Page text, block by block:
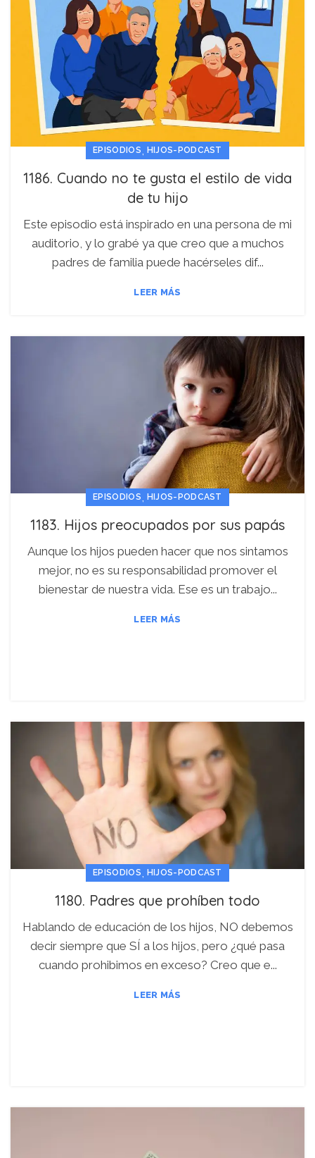
EPISODIOS, HIJOS-PODCAST
1186. Cuando no te gusta el estilo de vida
de tu hijo
Este episodio está inspirado en una persona de mi
auditorio, y lo grabé ya que creo que a muchos
padres de familia puede hacérseles dif...
LEER MÁS
EPISODIOS HIJOS-PODCAST
1183. Hijos preocupados por sus papás
Aunque los hijos pueden hacer que nos sintamos
mejor, no es su responsabilidad promover el
bienestar de nuestra vida. Ese es un trabajo...
LEER MÁS
EPISODIOS, HIJOS-PODCAST
1180. Padres que prohíben todo
Hablando de educación de los hijos, NO debemos
decir siempre que SÍ a los hijos, pero ¿qué pasa
cuando prohibimos en exceso? Creo que e...
LEER MÁS